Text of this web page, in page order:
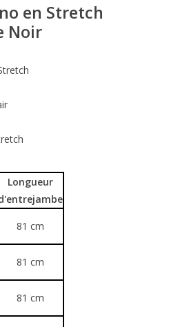
en Stretch
Noir
Longueur
81 cm
81 cm
81 cm